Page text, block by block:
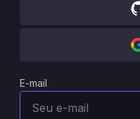
E-mail